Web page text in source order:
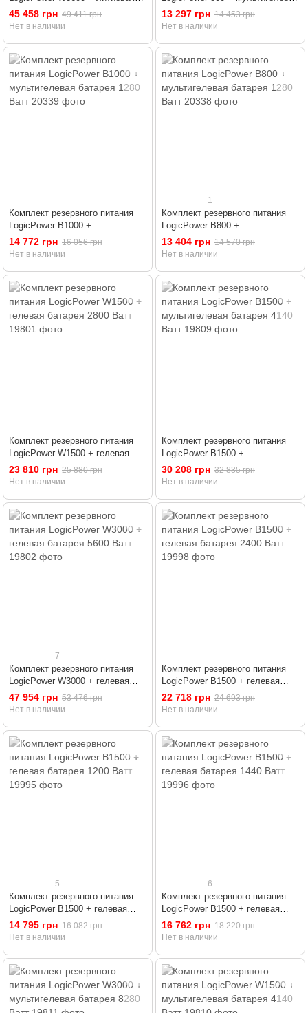
(LiFePO4) батарея 2560 Ватт
45 458 грн 49 411 грн
Нет в наличии
батарея 1280 Ватт
13 297 грн 14 453 грн
Нет в наличии
Комплект резервного питания
LogicPower B1000 +
мультигелевая батарея 1280
Ватт
14 772 грн 16 056 грн
Нет в наличии
1
Комплект резервного питания
LogicPower B800 +
мультигелевая батарея 1280
Ватт
13 404 грн 14 570 грн
Нет в наличии
Комплект резервного питания
LogicPower W1500 + гелевая
батарея 2800 Ватт
23 810 грн 25 880 грн
Нет в наличии
Комплект резервного питания
LogicPower B1500 +
мультигелевая батарея 4140
Ватт
30 208 грн 32 835 грн
Нет в наличии
7
Комплект резервного питания
LogicPower W3000 + гелевая
батарея 5600 Ватт
47 954 грн 53 476 грн
Нет в наличии
Комплект резервного питания
LogicPower B1500 + гелевая
батарея 2400 Ватт
22 718 грн 24 693 грн
Нет в наличии
5
Комплект резервного питания
LogicPower B1500 + гелевая
батарея 1200 Ватт
14 795 грн 16 082 грн
Нет в наличии
6
Комплект резервного питания
LogicPower B1500 + гелевая
батарея 1440 Ватт
16 762 грн 18 220 грн
Нет в наличии